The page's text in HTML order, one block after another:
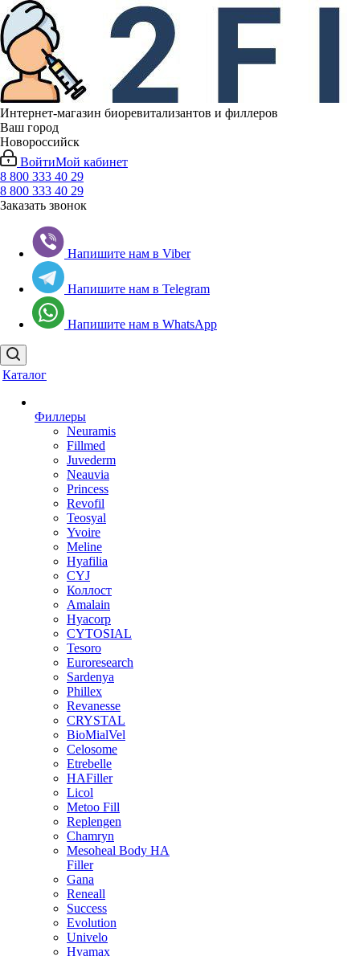
Интернет-магазин биоревитализантов и филлеров
Ваш город
Новороссийск
ВойтиМой кабинет
8 800 333 40 29
8 800 333 40 29
Заказать звонок
Напишите нам в Viber
Напишите нам в Telegram
Напишите нам в WhatsApp
Каталог
Филлеры
Neuramis
Fillmed
Juvederm
Neauvia
Princess
Revofil
Teosyal
Yvoire
Meline
Hyafilia
CYJ
Коллост
Amalain
Hyacorp
CYTOSIAL
Tesoro
Euroresearch
Sardenya
Phillex
Revanesse
CRYSTAL
BioMialVel
Celosome
Etrebelle
HAFiller
Licol
Metoo Fill
Replengen
Chamryn
Mesoheal Body HA
Filler
Gana
Reneall
Success
Evolution
Univelo
Hyamax